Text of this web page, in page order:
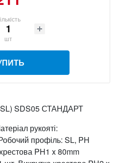
шт
SL) SDS05 СТАНДАРТ
рукояті:
профіль: SL, PH
PH1 x 80mm